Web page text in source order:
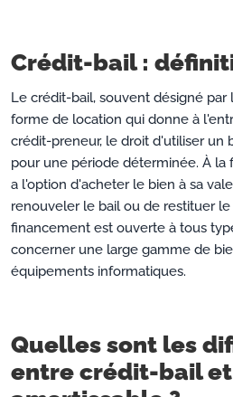
Crédit-bail :
Le crédit-bail, souvent désigné par
forme de location qui donne à
crédit-preneur, le droit d'utiliser un
pour une période déterminée. À la
a l'option d'acheter le bien à sa
renouveler le bail ou de restituer
financement est ouverte à tous
concerner une large gamme de
équipements informatiques.
Quelles sont les
entre crédit-bail